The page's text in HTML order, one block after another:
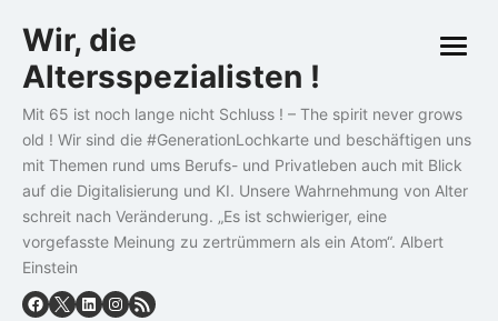
to
content
Wir, die
Altersspezialisten !
Mit 65 ist noch lange nicht Schluss ! – The spirit never grows
old ! Wir sind die #GenerationLochkarte und beschäftigen uns
mit Themen rund ums Berufs- und Privatleben auch mit Blick
auf die Digitalisierung und KI. Unsere Wahrnehmung von Alter
schreit nach Veränderung. „Es ist schwieriger, eine
vorgefasste Meinung zu zertrümmern als ein Atom“. Albert
Einstein
open